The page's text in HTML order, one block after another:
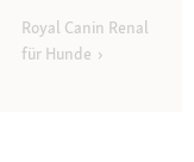
Royal Canin Renal
für Hunde